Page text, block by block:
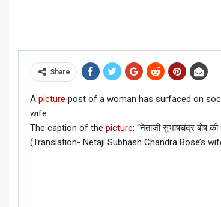
Share
A picture post of a woman has surfaced on
wife.
The caption of the picture: “नेताजी सुभाषचंद्र बोष की
(Translation- Netaji Subhash Chandra Bose’s